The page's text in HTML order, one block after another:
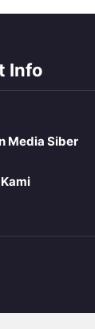
Info
Media Siber